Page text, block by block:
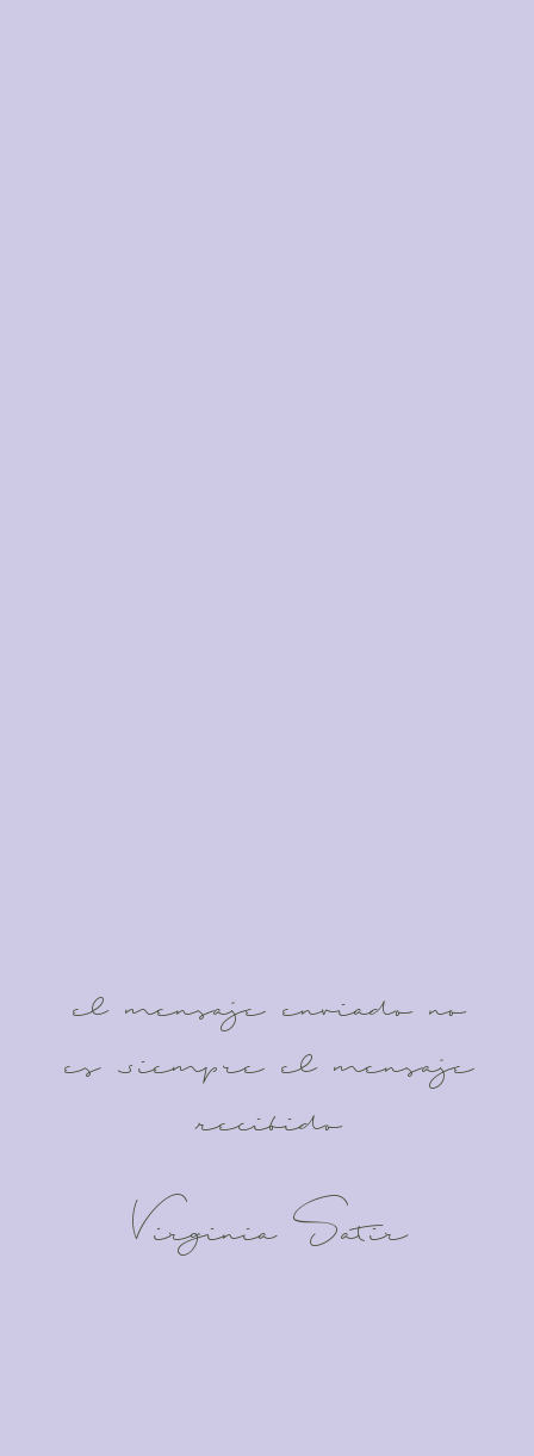
el mensaje enviado no
es siempre el mensaje
recibido
Virginia Satir